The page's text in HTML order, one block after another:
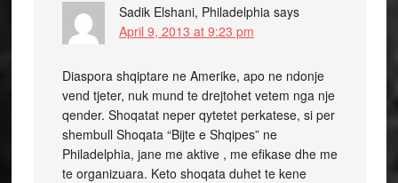
Sadik Elshani, Philadelphia says
April 9, 2013 at 9:23 pm
Diaspora shqiptare ne Amerike, apo ne ndonje
vend tjeter, nuk mund te drejtohet vetem nga nje
qender. Shoqatat neper qytetet perkatese, si per
shembull Shoqata “Bijte e Shqipes” ne
Philadelphia, jane me aktive , me efikase dhe me
te organizuara. Keto shoqata duhet te kene